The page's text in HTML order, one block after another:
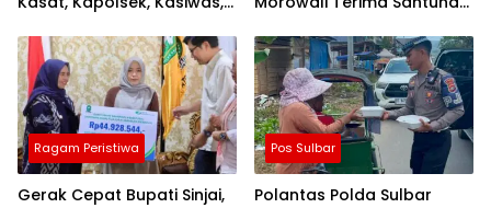
Ketenagakerjaan
Ragam Peristiwa
Gerak Cepat Bupati Sinjai,
Pos Sulbar
Polantas Polda Sulbar